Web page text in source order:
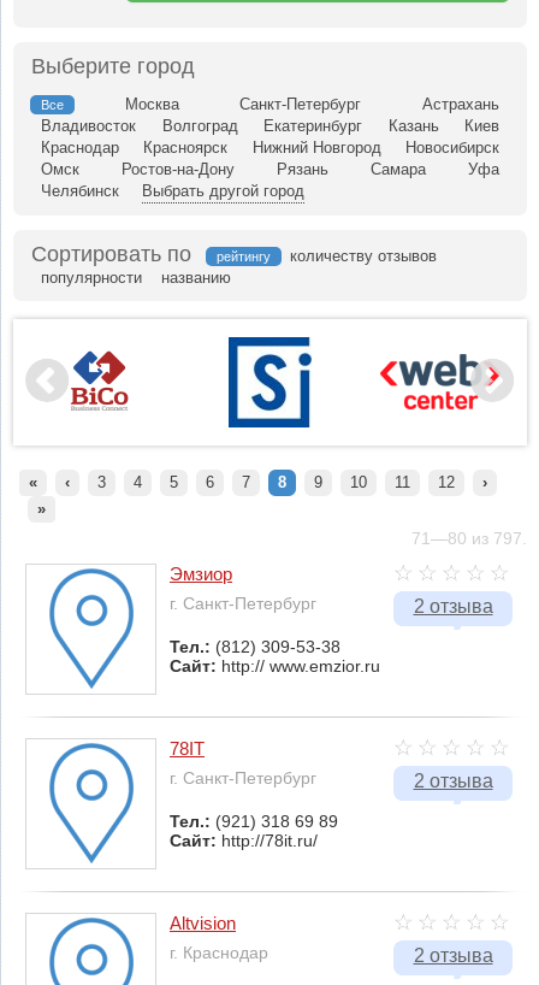
Выберите город
Все Москва Санкт-Петербург
Астрахань
Владивосток
Волгоград Екатеринбург Казань
Киев
Краснодар
Красноярск Нижний Новгород
Новосибирск
Омск
Ростов-на-Дону Рязань Самара
Уфа
Челябинск
Выбрать другой город
Сортировать по рейтингу
количеству отзывов
популярности
названию
« ‹ 3 4 5 6 7 8 9 10 11 12
›
»
71—80 из 797.
2 отзыва
Эмзиор
г. Санкт-Петербург
Тел.: (812) 309-53-38
Сайт: http:// www.emzior.ru
2 отзыва
78IT
г. Санкт-Петербург
Тел.: (921) 318 69 89
Сайт: http://78it.ru/
2 отзыва
Altvision
г. Краснодар